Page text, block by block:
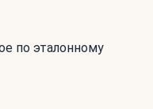
по эталонному